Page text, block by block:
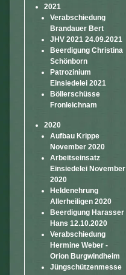
2021
Verabschiedung
Brandauer Bert
JHV 2021 24.09.2021
Beerdigung Christina
Schönborn
Patrozinium
Einsiedelei 2021
Böllerschüsse
Fronleichnam
2020
Aufbau Krippe
November 2020
Arbeitseinsatz
Einsiedelei November
2020
Heldenehrung
Allerheiligen 2020
Beerdigung Harasser
Hans 12.10.2020
Verabschiedung
Hermine Weber -
Orion Burgwindheim
Jüngschützenmesse